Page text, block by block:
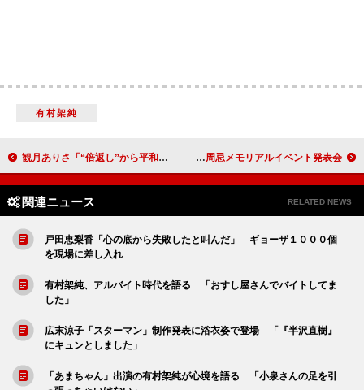
有村架純
観月ありさ「“倍返し”から平和な日曜に」 実写サザエさん第４弾はアニメとコラボ 勘九郎「七之助が“叔父バカ”で困る」 勘三郎さん一周忌メモリアルイベント発表会
関連ニュース RELATED NEWS
戸田恵梨香「心の底から失敗したと叫んだ」 ギョーザ１０００個
を現場に差し入れ
有村架純、アルバイト時代を語る 「おすし屋さんでバイトしてま
した」
広末涼子「スターマン」制作発表に浴衣姿で登場 「『半沢直樹』
にキュンとしました」
「あまちゃん」出演の有村架純が心境を語る 「小泉さんの足を引